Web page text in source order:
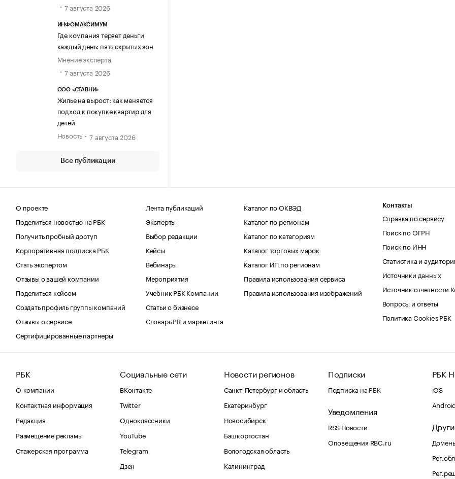
7 августа 2026
ИНФОМАКСИМУМ
Где компания теряет деньги
каждый день: пять скрытых зон
Мнение эксперта
7 августа 2026
ООО «СТАВНИ»
Жилье на вырост: как меняется
подход к покупке квартир для
детей
Новость
7 августа 2026
Все публикации
О проекте
Поделиться новостью на РБК
Получить пробный доступ
Корпоративная подписка РБК
Стать экспертом
Отзывы о вашей компании
Поделиться кейсом
Создать профиль группы компаний
Отзывы о сервисе
Сертифицированные партнеры
Лента публикаций
Эксперты
Выбор редакции
Кейсы
Вебинары
Мероприятия
Учебник РБК Компании
Статьи о бизнесе
Словарь PR и маркетинга
Каталог по ОКВЭД
Каталог по регионам
Каталог по категориям
Каталог торговых марок
Каталог ИП по регионам
Правила использования сервиса
Правила использования изображений
Контакты
Справка по сервису
Поиск по ОГРН
Поиск по ИНН
Статистика и
Источники данных
Источник отчетности
Вопросы и ответы
Политика Cookies РБК
РБК
О компании
Контактная информация
Редакция
Размещение рекламы
Стажерская программа
Социальные сети
ВКонтакте
Twitter
Одноклассники
YouTube
Telegram
Дзен
Новости регионов
Санкт-Петербург и область
Екатеринбург
Новосибирск
Башкортостан
Вологодская область
Калининград
Подписки
Подписка на РБК
Уведомления
RSS Новости
Оповещения RBC.ru
РБК
iOS